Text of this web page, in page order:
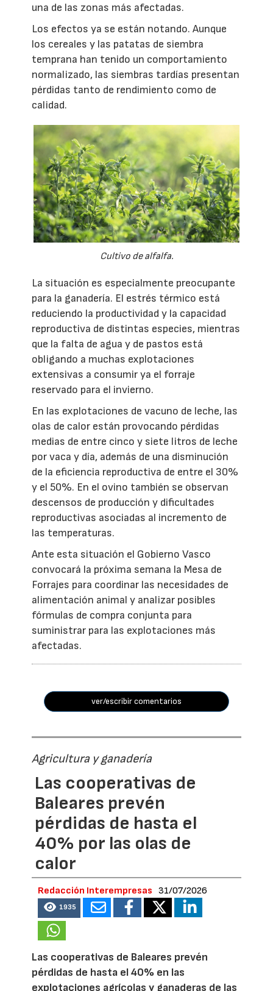
una de las zonas más afectadas.
Los efectos ya se están notando. Aunque
los cereales y las patatas de siembra
temprana han tenido un comportamiento
normalizado, las siembras tardías presentan
pérdidas tanto de rendimiento como de
calidad.
Cultivo de alfalfa.
La situación es especialmente preocupante
para la ganadería. El estrés térmico está
reduciendo la productividad y la capacidad
reproductiva de distintas especies, mientras
que la falta de agua y de pastos está
obligando a muchas explotaciones
extensivas a consumir ya el forraje
reservado para el invierno.
En las explotaciones de vacuno de leche, las
olas de calor están provocando pérdidas
medias de entre cinco y siete litros de leche
por vaca y día, además de una disminución
de la eficiencia reproductiva de entre el 30%
y el 50%. En el ovino también se observan
descensos de producción y dificultades
reproductivas asociadas al incremento de
las temperaturas.
Ante esta situación el Gobierno Vasco
convocará la próxima semana la Mesa de
Forrajes para coordinar las necesidades de
alimentación animal y analizar posibles
fórmulas de compra conjunta para
suministrar para las explotaciones más
afectadas.
ver/escribir comentarios
Agricultura y ganadería
Las cooperativas de
Baleares prevén
pérdidas de hasta el
40% por las olas de
calor
Redacción Interempresas 31/07/2026
1935
Las cooperativas de Baleares prevén
pérdidas de hasta el 40% en las
explotaciones agrícolas y ganaderas de las